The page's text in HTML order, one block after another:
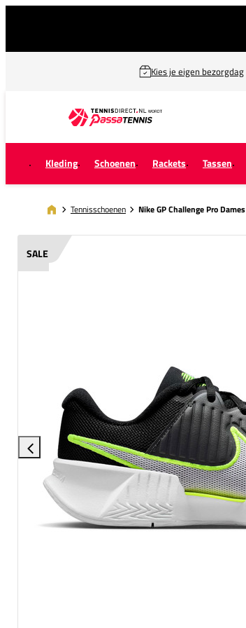
Kies je eigen bezorgdag
Kleding Schoenen Rackets Tassen
Tennisschoenen Nike GP Challenge Pro Dames
SALE